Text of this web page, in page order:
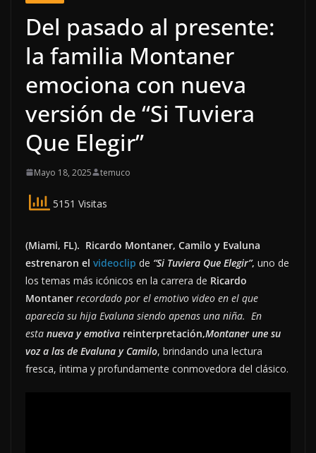
Del pasado al presente:
la familia Montaner
emociona con nueva
versión de “Si Tuviera
Que Elegir”
Mayo 18, 2025 temuco
5151 Visitas
(Miami, FL). Ricardo Montaner, Camilo y Evaluna
estrenaron el videoclip de “Si Tuviera Que Elegir”, uno de
los temas más icónicos en la carrera de Ricardo
Montaner recordado por el emotivo video en el que
aparecía su hija Evaluna siendo apenas una niña. En
esta nueva y emotiva reinterpretación,Montaner une su
voz a las de Evaluna y Camilo, brindando una lectura
fresca, íntima y profundamente conmovedora del clásico.